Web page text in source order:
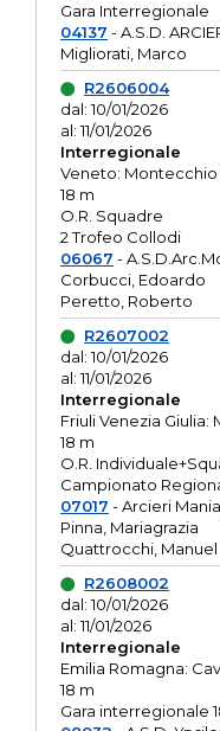
Gara Interregionale
04137 - A.S.D.
Migliorati, Marco
R2606004
dal: 10/01/2026
al: 11/01/2026
Interregionale
Veneto: Montecchio
18 m
O.R. Squadre
2 Trofeo Collodi
06067 -
Corbucci, Edoardo
Peretto, Roberto
R2607002
dal: 10/01/2026
al: 11/01/2026
Interregionale
Friuli Venezia Giulia:
18 m
O.R.
Campionato
07017 - Arcieri
Pinna, Mariagrazia
Quattrocchi, Manuel
R2608002
dal: 10/01/2026
al: 11/01/2026
Interregionale
Emilia Romagna:
18 m
Gara interregionale